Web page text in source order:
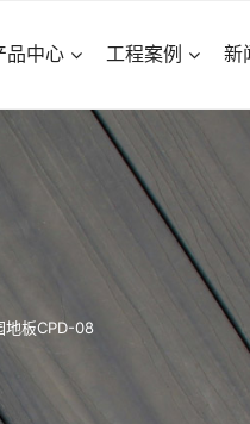
品中心 工程案例 新
地板CPD-08